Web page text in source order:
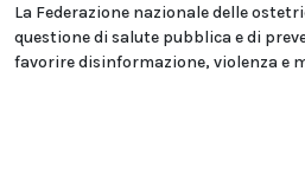
La Federazione nazionale delle
questione di salute pubblica e di
favorire disinformazione, violenza e